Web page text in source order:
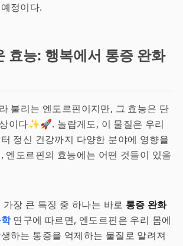
정이다.
효능: 행복에서 통증 완화
불리는 엔도르핀이지만, 그 효능은 단
이다✨🚀. 놀랍게도, 이 물질은 우리
정신 건강까지 다양한 분야에 영향을
엔도르핀의 효능에는 어떤 것들이 있을
가장 큰 특징 중 하나는 바로 통증 완화
연구에 따르면, 엔도르핀은 우리 몸에
하는 통증을 억제하는 물질로 알려져